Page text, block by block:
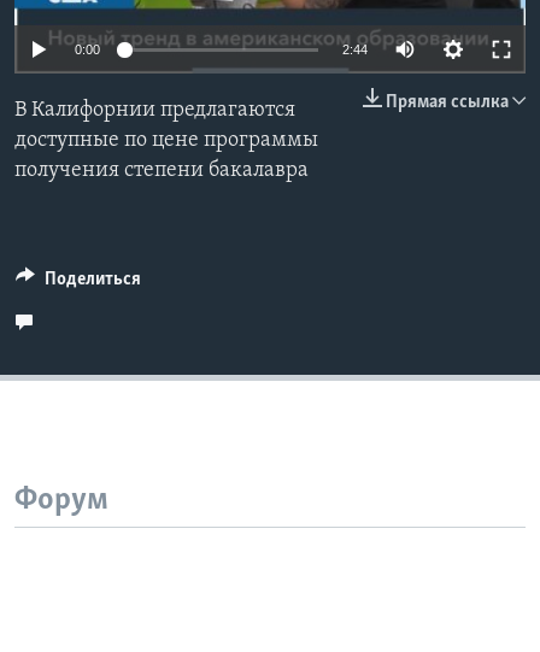
Learning English
СОЦИАЛЬНЫЕ СЕТИ
0:00 2:44
Прямая ссылка
В Калифорнии предлагаются
доступные по цене программы
получения степени бакалавра
Поделиться
Форум